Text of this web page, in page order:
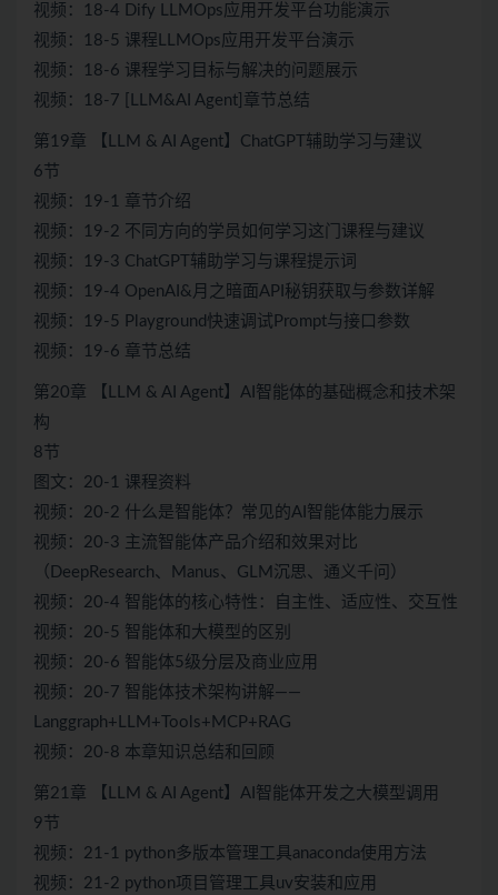
视频：18-4 Dify LLMOps应用开发平台功能演示
视频：18-5 课程LLMOps应用开发平台演示
视频：18-6 课程学习目标与解决的问题展示
视频：18-7 [LLM&AI Agent]章节总结
第19章 【LLM & AI Agent】ChatGPT辅助学习与建议
6节
视频：19-1 章节介绍
视频：19-2 不同方向的学员如何学习这门课程与建议
视频：19-3 ChatGPT辅助学习与课程提示词
视频：19-4 OpenAI&月之暗面API秘钥获取与参数详解
视频：19-5 Playground快速调试Prompt与接口参数
视频：19-6 章节总结
第20章 【LLM & AI Agent】AI智能体的基础概念和技术架
构
8节
图文：20-1 课程资料
视频：20-2 什么是智能体？常见的AI智能体能力展示
视频：20-3 主流智能体产品介绍和效果对比
（DeepResearch、Manus、GLM沉思、通义千问）
视频：20-4 智能体的核心特性：自主性、适应性、交互性
视频：20-5 智能体和大模型的区别
视频：20-6 智能体5级分层及商业应用
视频：20-7 智能体技术架构讲解——
Langgraph+LLM+Tools+MCP+RAG
视频：20-8 本章知识总结和回顾
第21章 【LLM & AI Agent】AI智能体开发之大模型调用
9节
视频：21-1 python多版本管理工具anaconda使用方法
视频：21-2 python项目管理工具uv安装和应用